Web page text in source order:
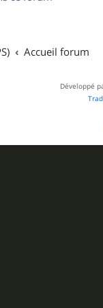
Accueil forum
Développé